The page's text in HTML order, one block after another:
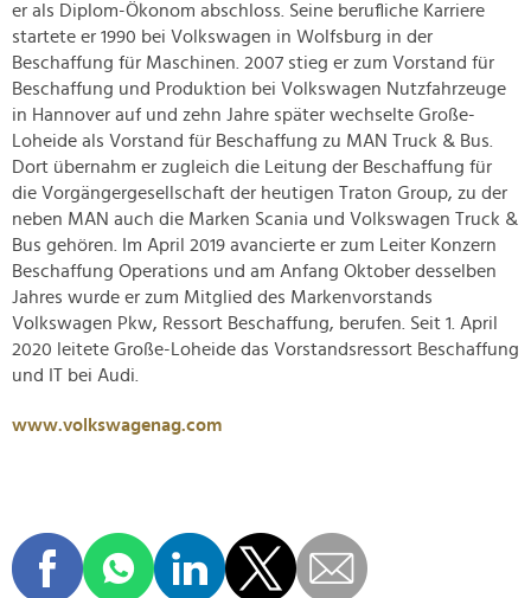
er als Diplom-Ökonom abschloss. Seine berufliche Karriere
startete er 1990 bei Volkswagen in Wolfsburg in der
Beschaffung für Maschinen. 2007 stieg er zum Vorstand für
Beschaffung und Produktion bei Volkswagen Nutzfahrzeuge
in Hannover auf und zehn Jahre später wechselte Große-
Loheide als Vorstand für Beschaffung zu MAN Truck & Bus.
Dort übernahm er zugleich die Leitung der Beschaffung für
die Vorgängergesellschaft der heutigen Traton Group, zu der
neben MAN auch die Marken Scania und Volkswagen Truck &
Bus gehören. Im April 2019 avancierte er zum Leiter Konzern
Beschaffung Operations und am Anfang Oktober desselben
Jahres wurde er zum Mitglied des Markenvorstands
Volkswagen Pkw, Ressort Beschaffung, berufen. Seit 1. April
2020 leitete Große-Loheide das Vorstandsressort Beschaffung
und IT bei Audi.
www.volkswagenag.com